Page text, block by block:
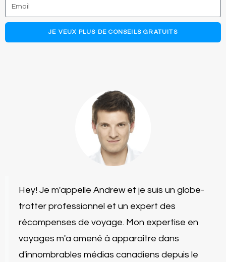
JE VEUX PLUS DE CONSEILS GRATUITS
Hey! Je m'appelle Andrew et je suis un globe-
trotter professionnel et un expert des
récompenses de voyage. Mon expertise en
voyages m'a amené à apparaître dans
d'innombrables médias canadiens depuis le